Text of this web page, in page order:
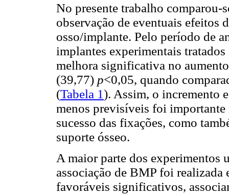
No presente trabalho comparou-
observação de eventuais efeitos
osso/implante. Pelo período de
implantes experimentais
melhora significativa no
(39,77) p<0,05, quando
(Tabela 1). Assim, o incremento
menos previsíveis foi importante
sucesso das fixações, como
suporte ósseo.
A maior parte dos experimentos
associação de BMP foi realizada
favoráveis significativos,